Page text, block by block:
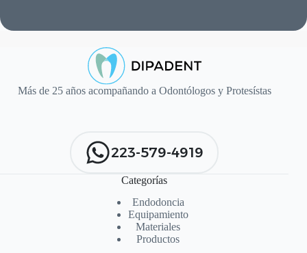
Más de 25 años acompañando a Odontólogos y Protesístas
223-579-4919
Categorías
Endodoncia
Equipamiento
Materiales
Productos